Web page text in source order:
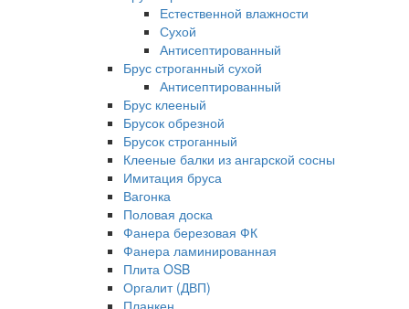
Естественной влажности
Сухой
Антисептированный
Брус строганный сухой
Антисептированный
Брус клееный
Брусок обрезной
Брусок строганный
Клееные балки из ангарской сосны
Имитация бруса
Вагонка
Половая доска
Фанера березовая ФК
Фанера ламинированная
Плита OSB
Оргалит (ДВП)
Планкен